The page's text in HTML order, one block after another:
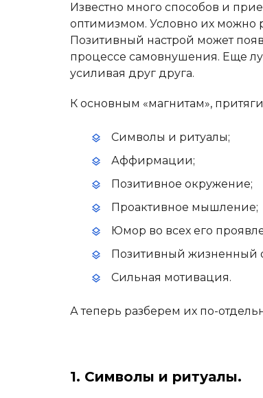
Известно много способов и
оптимизмом. Условно их можно
Позитивный настрой может
процессе самовнушения. Еще
усиливая друг друга.
К основным «магнитам»,
Символы и ритуалы;
Аффирмации;
Позитивное окружение;
Проактивное мышление;
Юмор во всех его
Позитивный жизненный
Сильная мотивация.
А теперь разберем их по-
1. Символы и ритуалы.